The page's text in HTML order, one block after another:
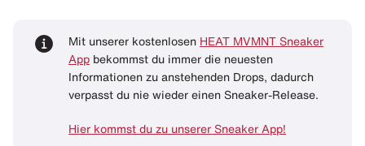
Mit unserer kostenlosen HEAT MVMNT Sneaker
App bekommst du immer die neuesten
Informationen zu anstehenden Drops, dadurch
verpasst du nie wieder einen Sneaker-Release.
Hier kommst du zu unserer Sneaker App!